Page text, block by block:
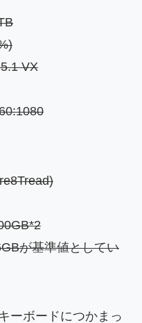
VX
が基準値としてい
ーボードにつかまっ